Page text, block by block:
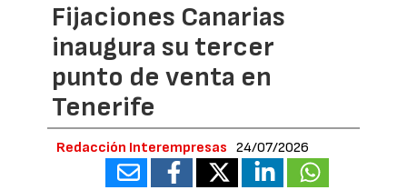
Fijaciones Canarias
inaugura su tercer
punto de venta en
Tenerife
Redacción Interempresas 24/07/2026